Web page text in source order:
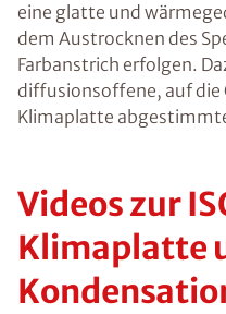
eine glatte und
dem Austrocknen des
Farbanstrich erfolgen.
diffusionsoffene, auf die
Klimaplatte
Videos zur
Klimaplatte